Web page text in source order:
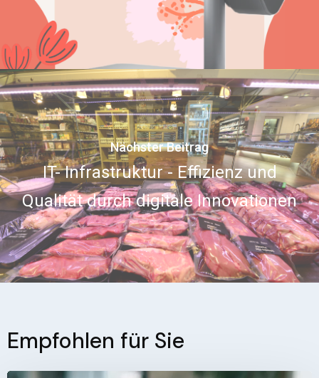
Nächster Beitrag
IT- Infrastruktur - Effizienz und
Qualität durch digitale Innovationen
Empfohlen für Sie